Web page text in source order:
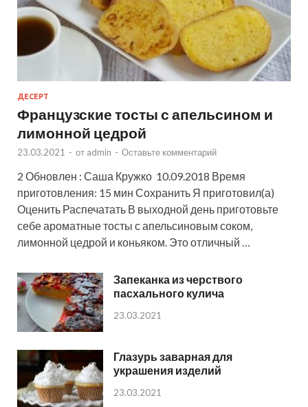
ДЕСЕРТ
Французские тосты с апельсином и
лимонной цедрой
23.03.2021 - от admin - Оставьте комментарий
2 Обновлен : Саша Кружко 10.09.2018 Время
приготовления: 15 мин Сохранить Я приготовил(а)
Оценить Распечатать В выходной день приготовьте
себе ароматные тосты с апельсиновым соком,
лимонной цедрой и коньяком. Это отличный …
Запеканка из черствого
пасхального кулича
23.03.2021
Глазурь заварная для
украшения изделий
23.03.2021